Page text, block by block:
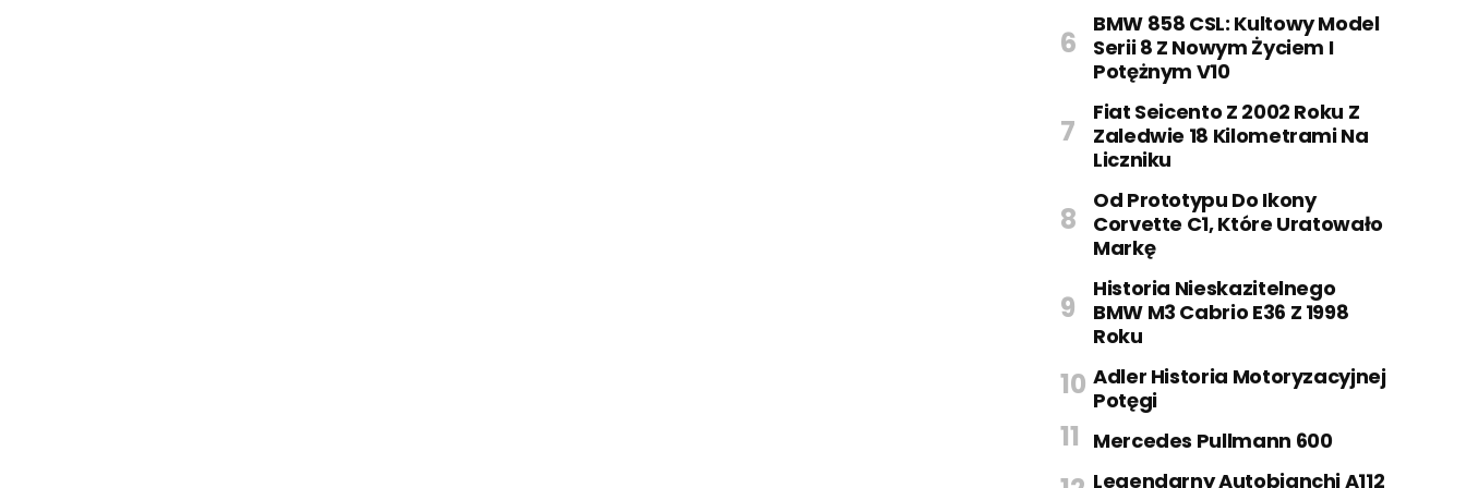
BMW 858 CSL: Kultowy Model
Serii 8 Z Nowym Życiem I
Potężnym V10
Fiat Seicento Z 2002 Roku Z
Zaledwie 18 Kilometrami Na
Liczniku
Od Prototypu Do Ikony
Corvette C1, Które Uratowało
Markę
Historia Nieskazitelnego
BMW M3 Cabrio E36 Z 1998
Roku
Adler Historia Motoryzacyjnej
Potęgi
Mercedes Pullmann 600
Legendarny Autobianchi A112